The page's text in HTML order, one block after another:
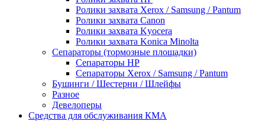
Ролики захвата Xerox / Samsung / Pantum
Ролики захвата Canon
Ролики захвата Kyocera
Ролики захвата Konica Minolta
Сепараторы (тормозные площадки)
Сепараторы HP
Сепараторы Xerox / Samsung / Pantum
Бушинги / Шестерни / Шлейфы
Разное
Девелоперы
Средства для обслуживания КМА